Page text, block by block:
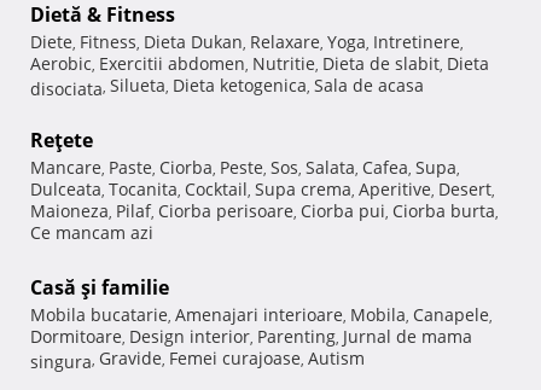
Dietă & Fitness
Diete, Fitness, Dieta Dukan, Relaxare, Yoga, Intretinere,
Aerobic, Exercitii abdomen, Nutritie, Dieta de slabit, Dieta
disociata, Silueta, Dieta ketogenica, Sala de acasa
Reţete
Mancare, Paste, Ciorba, Peste, Sos, Salata, Cafea, Supa,
Dulceata, Tocanita, Cocktail, Supa crema, Aperitive, Desert,
Maioneza, Pilaf, Ciorba perisoare, Ciorba pui, Ciorba burta,
Ce mancam azi
Casă şi familie
Mobila bucatarie, Amenajari interioare, Mobila, Canapele,
Dormitoare, Design interior, Parenting, Jurnal de mama
singura, Gravide, Femei curajoase, Autism